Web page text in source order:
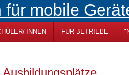
für mobile
INNEN FÜR BETRIEBE